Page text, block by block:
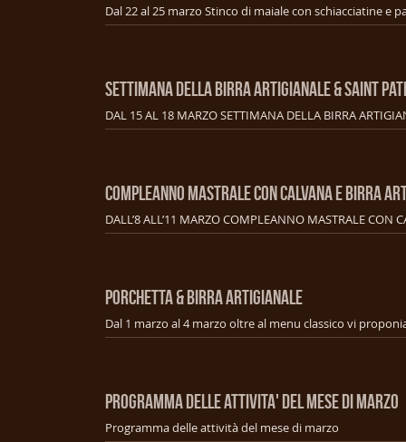
SETTIMANA DELLA BIRRA ARTIGIANALE & SAINT
COMPLEANNO MASTRALE CON CALVANA E BIRRA
PORCHETTA & BIRRA ARTIGIANALE
PROGRAMMA DELLE ATTIVITA' DEL MESE DI MARZO
Programma delle attività del mese di marzo